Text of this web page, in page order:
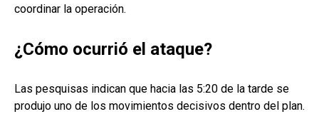
coordinar la operación.
¿Cómo ocurrió el ataque?
Las pesquisas indican que hacia las 5:20 de la tarde se
produjo uno de los movimientos decisivos dentro del plan.